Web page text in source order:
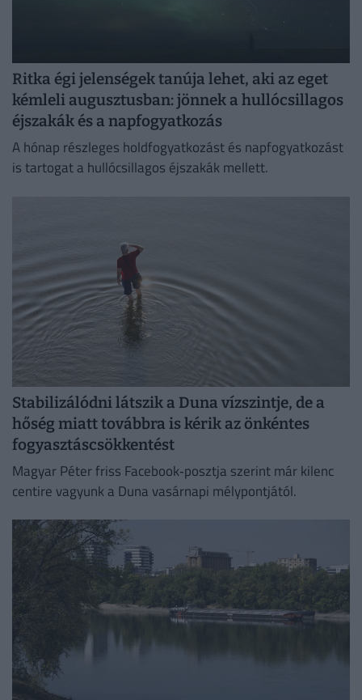
Ritka égi jelenségek tanúja lehet, aki az eget
kémleli augusztusban: jönnek a hullócsillagos
éjszakák és a napfogyatkozás
A hónap részleges holdfogyatkozást és napfogyatkozást
is tartogat a hullócsillagos éjszakák mellett.
Stabilizálódni látszik a Duna vízszintje, de a
hőség miatt továbbra is kérik az önkéntes
fogyasztáscsökkentést
Magyar Péter friss Facebook‑posztja szerint már kilenc
centire vagyunk a Duna vasárnapi mélypontjától.